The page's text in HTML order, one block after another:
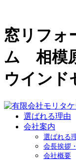
窓リフ
ム 相模
ウインド
選ばれる理由
会社案内
選ばれる
会長挨拶
会社概要